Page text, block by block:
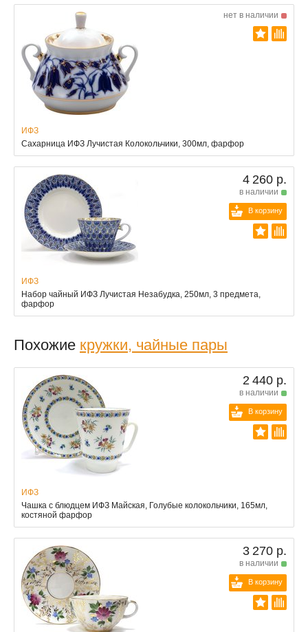
нет в наличии
ИФЗ
Сахарница ИФЗ Лучистая Колокольчики, 300мл, фарфор
4 260 р.
в наличии
В корзину
ИФЗ
Набор чайный ИФЗ Лучистая Незабудка, 250мл, 3 предмета,
фарфор
Похожие кружки, чайные пары
2 440 р.
в наличии
В корзину
ИФЗ
Чашка с блюдцем ИФЗ Майская, Голубые колокольчики, 165мл,
костяной фарфор
3 270 р.
в наличии
В корзину